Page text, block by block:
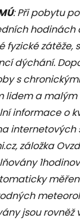
: Při pobytu
hodinách
fyzické zátěže,
dýchání.
s
lidem a malým
informace o
záložka
jsou rovněž